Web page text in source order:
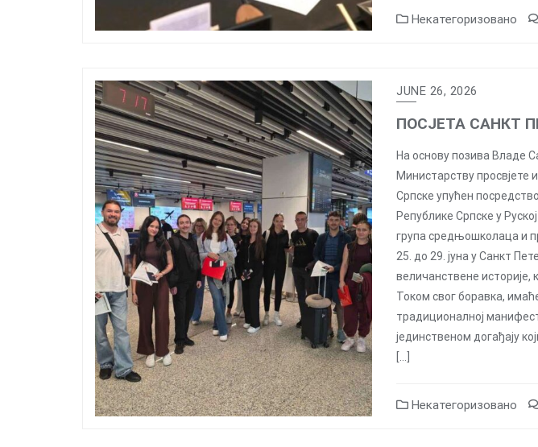
Некатегоризовано
JUNE 26, 2026
ПОСЈЕТА САНКТ
На основу позива Владе
Министарству просвјете
Српске упућен
Републике Српске у
група средњошколаца и
25. до 29. јуна у Санкт
величанствене историје,
Током свог боравка,
традиционалној
јединственом догађају
Некатегоризовано